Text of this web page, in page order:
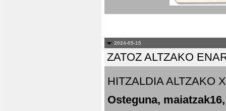
2024-05-15
ZATOZ ALTZAKO
HITZALDIA ALTZAKO
Osteguna,